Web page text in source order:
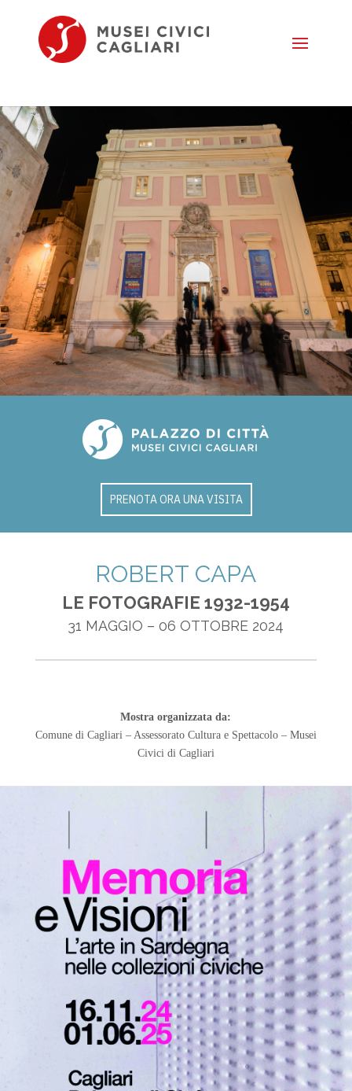
PRENOTA ORA UNA VISITA
ROBERT CAPA
LE FOTOGRAFIE 1932-1954
31 MAGGIO – 06 OTTOBRE 2024
Mostra organizzata da:
Comune di Cagliari – Assessorato Cultura e Spettacolo – Musei
Civici di Cagliari